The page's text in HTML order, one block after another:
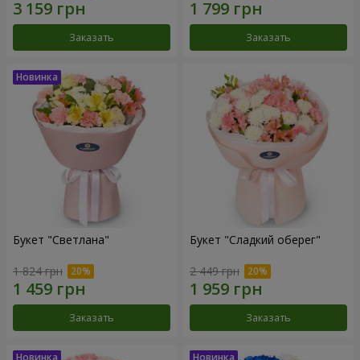
Заказать Заказать
Букет "Светлана"
1 824 грн
Заказать
Букет "Сладкий оберег"
2 449 грн
Заказать